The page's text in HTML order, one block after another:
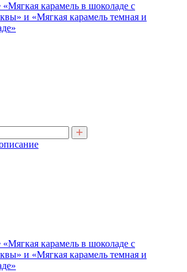
карамель в шоколаде с
и «Мягкая карамель темная и
карамель в шоколаде с
и «Мягкая карамель темная и